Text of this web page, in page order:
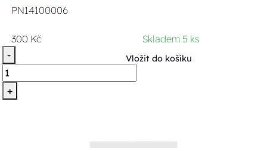
PN14100006
300 Kč
Skladem 5 ks
-
+
Vložit do košíku